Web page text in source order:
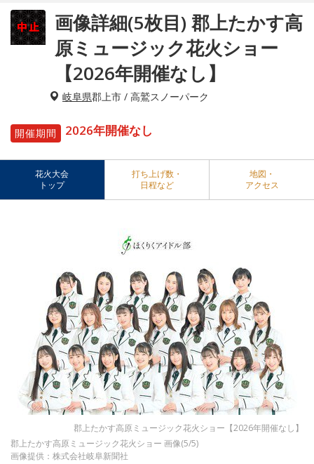
画像詳細(5枚目) 郡上たかす高
原ミュージック花火ショー
【2026年開催なし】
岐阜県郡上市 / 高鷲スノーパーク
開催期間 2026年開催なし
花火大会
トップ
打ち上げ数・
日程など
地図・
アクセス
郡上たかす高原ミュージック花火ショー【2026年開催なし】
郡上たかす高原ミュージック花火ショー 画像(5/5)
画像提供：株式会社岐阜新聞社